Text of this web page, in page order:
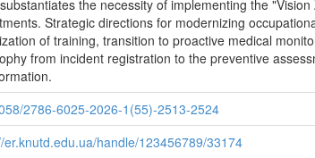
the necessity of implementing the
Strategic directions for modernizing
of training, transition to proactive medical
from incident registration to the preventive
2786-6025-2026-1(55)-2513-2524
er.knutd.edu.ua/handle/123456789/33174